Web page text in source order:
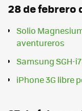
28 de febrero
Solio
aventureros
Samsung SGH-
iPhone 3G libre